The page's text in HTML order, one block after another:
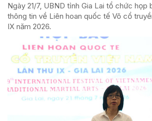
Ngày 21/7, UBND tỉnh Gia Lai tổ chức họp
thông tin về Liên hoan quốc tế Võ cổ
IX năm 2026.